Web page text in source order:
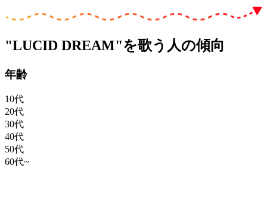
"LUCID DREAM"を歌う人の傾向
年齢
10代
20代
30代
40代
50代
60代~